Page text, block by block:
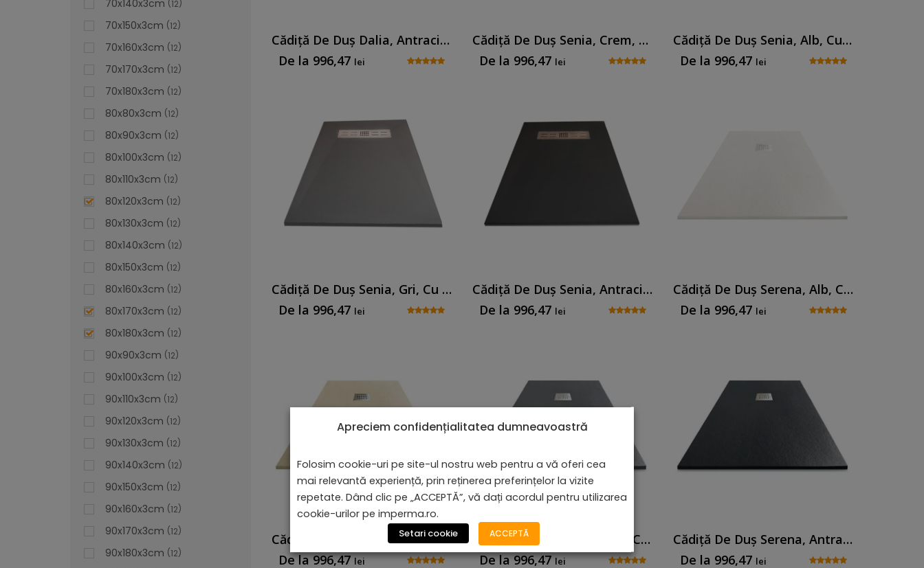
Cădiță De Duș Dalia, Antracit, Cu Sifon Inclus
De la 996,47 lei
Cădiță De Duș Senia, Crem, Cu Sifon Inclus
De la 996,47 lei
Cădiță De Duș Senia, Alb, Cu Sifon Inclus
De la 996,47 lei
Cădiță De Duș Senia, Gri, Cu Sifon Inclus
De la 996,47 lei
Cădiță De Duș Senia, Antracit, Cu Sifon Inclus
De la 996,47 lei
Cădiță De Duș Serena, Alb, Cu Sifon Inclus
De la 996,47 lei
Cădiță De Duș Serena, Crem, Cu Sifon Inclus
De la 996,47lei
Cădiță De Duș Serena, Gri, Cu Sifon Inclus
De la 996,47lei
Cădiță De Duș Serena, Antracit, Cu Sifon Inclus
De la 996,47 lei
70x140x3cm 12
70x150x3cm 12
70x160x3cm 12
70x170x3cm 12
70x180x3cm 12
80x80x3cm 12
80x90x3cm 12
80x100x3cm 12
80x110x3cm 12
80x120x3cm 12
80x130x3cm 12
80x140x3cm 12
80x150x3cm 12
80x160x3cm 12
80x170x3cm 12
80x180x3cm 12
90x90x3cm 12
90x100x3cm 12
90x110x3cm 12
90x120x3cm 12
90x130x3cm 12
90x140x3cm 12
90x150x3cm 12
90x160x3cm 12
90x170x3cm 12
90x180x3cm 12
Apreciem confidențialitatea dumneavoastră
Folosim cookie-uri pe site-ul nostru web pentru a vă oferi cea
mai relevantă experiență, prin reținerea preferințelor la vizite
repetate. Dând clic pe „ACCEPTĂ”, vă dați acordul pentru utilizarea
cookie-urilor pe imperma.ro.
Setari cookie ACCEPTĂ